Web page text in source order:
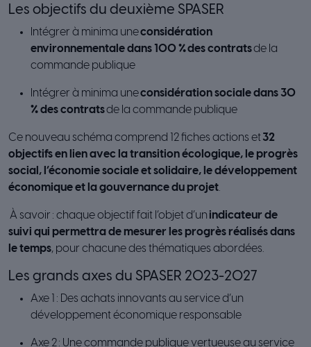
Les objectifs du deuxième SPASER
Intégrer à minima uneconsidération
environnementale dans 100 %des contratsde la
commande publique
Intégrer à minima uneconsidération sociale dans 30
% des contratsde la commande publique
Ce nouveau schéma comprend 12 fiches actions et32
objectifs en lien avec la transition écologique, le progrès
social, l’économie sociale et solidaire, le développement
économique et la gouvernance du projet.
À savoir : chaque objectif fait l’objet d’un indicateur de
suivi qui permettra de mesurer les progrès réalisés dans
le temps, pour chacune des thématiques abordées.
Les grands axes du SPASER 2023-2027
Axe 1 : Des achats innovants au service d’un
développement économique responsable
Axe 2 : Une commande publique vertueuse au service